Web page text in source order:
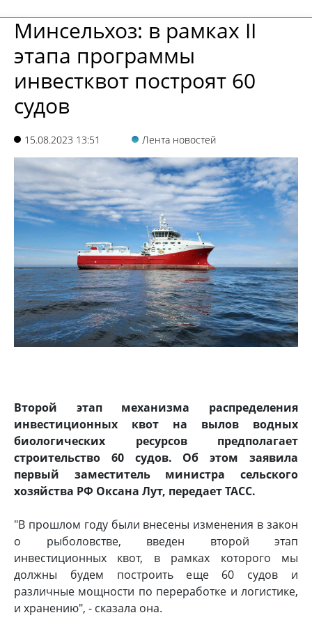
Минсельхоз: в рамках II
этапа программы
инвестквот построят 60
судов
15.08.2023 13:51 Лента новостей
Второй этап механизма распределения
инвестиционных квот на вылов водных
биологических ресурсов предполагает
строительство 60 судов. Об этом заявила
первый заместитель министра сельского
хозяйства РФ Оксана Лут, передает ТАСС.
"В прошлом году были внесены изменения в закон
о рыболовстве, введен второй этап
инвестиционных квот, в рамках которого мы
должны будем построить еще 60 судов и
различные мощности по переработке и логистике,
и хранению", - сказала она.